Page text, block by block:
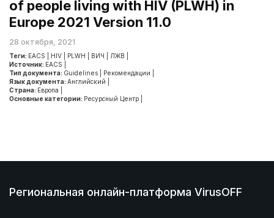
of people living with HIV (PLWH) in
Europe 2021 Version 11.0
28 октября, 2021
Теги: EACS HIV PLWH ВИЧ ЛЖВ
Источник: EACS
Тип документа: Guidelines Рекомендации
Язык документа: Английский
Страна: Европа
Основные категории: Ресурсный Центр
Региональная онлайн-платформа VirusOFF